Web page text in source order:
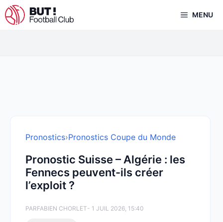
Aller
au
MENU
Pronostics›Pronostics Coupe du Monde
Pronostic Suisse – Algérie : les
Fennecs peuvent-ils créer
l’exploit ?
PARFABIEN CHORLET- 1 JUIL 2026, 15:40